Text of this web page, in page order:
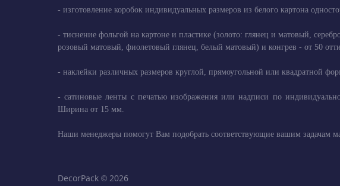
- изготовление коробок индивидуальных размеров из белого картона
- тиснение фольгой на картоне и пластике (золото: глянец и матовый,
розовый матовый, фиолетовый глянец, белый матовый) и конгрев - от 50
- наклейки различных размеров круглой, прямоугольной или квадратной
- сатиновые ленты с печатью изображения или надписи по
Ширина от 15 мм.
Наши менеджеры помогут Вам подобрать соответствующие вашим задачам
DecorPack © 2026